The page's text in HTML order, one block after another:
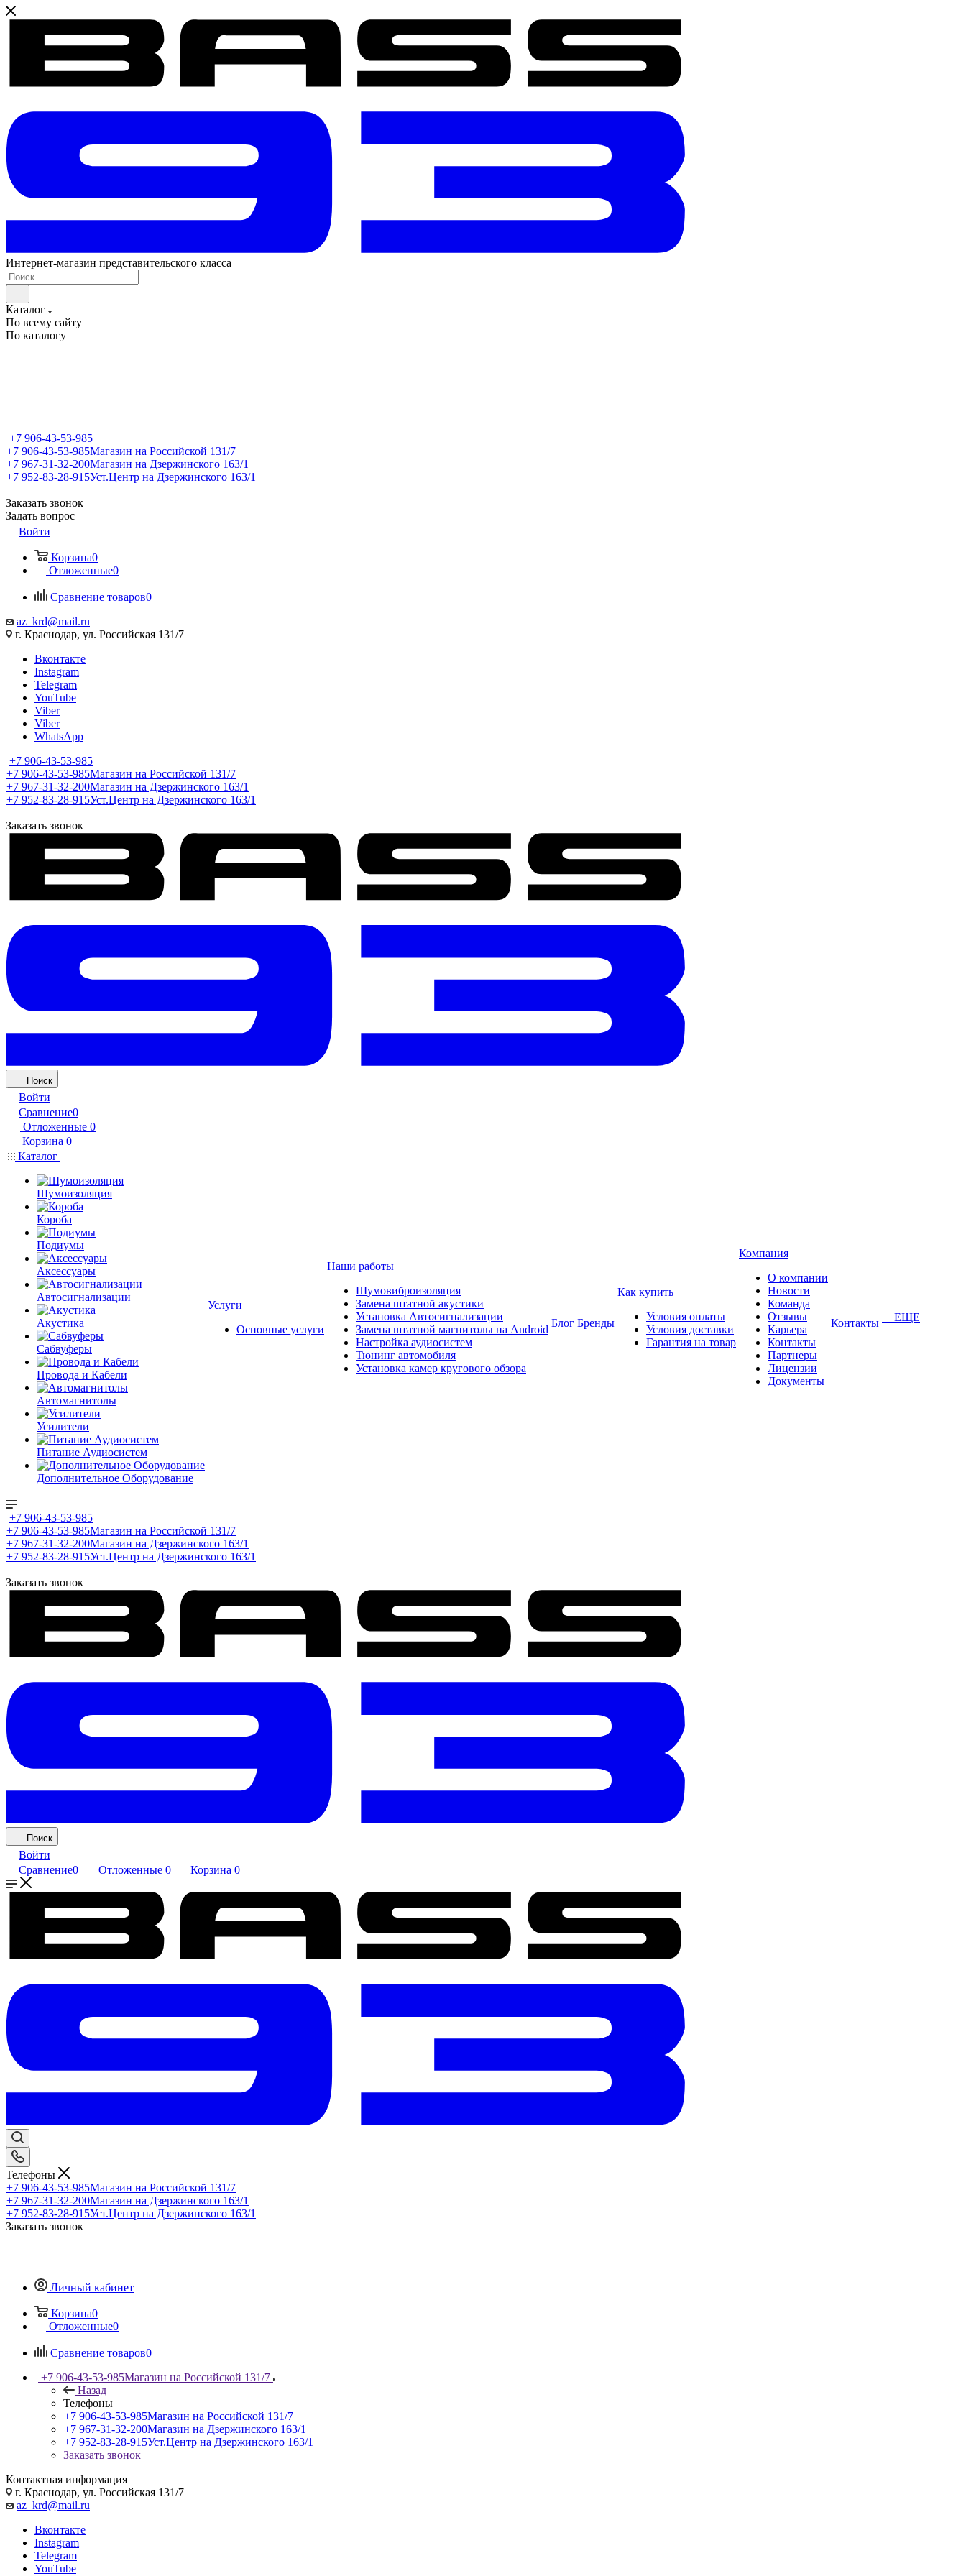
Интернет-магазин представительского класса
Каталог
По всему сайту
По каталогу
+7 906-43-53-985
+7 906-43-53-985Магазин на Российской 131/7
+7 967-31-32-200Магазин на Дзержинского 163/1
+7 952-83-28-915Уст.Центр на Дзержинского 163/1
Заказать звонок
Задать вопрос
Войти
Корзина0
Отложенные0
Сравнение товаров0
az_krd@mail.ru
г. Краснодар, ул. Российская 131/7
Вконтакте
Instagram
Telegram
YouTube
Viber
Viber
WhatsApp
+7 906-43-53-985
+7 906-43-53-985Магазин на Российской 131/7
+7 967-31-32-200Магазин на Дзержинского 163/1
+7 952-83-28-915Уст.Центр на Дзержинского 163/1
Заказать звонок
Поиск
Войти
Сравнение0
Отложенные 0
Корзина 0
Каталог
Шумоизоляция
Короба
Подиумы
Аксессуары
Автосигнализации
Акустика
Сабвуферы
Провода и Кабели
Автомагнитолы
Усилители
Питание Аудиосистем
Дополнительное Оборудование
Услуги
Основные услуги
Наши работы
Шумовиброизоляция
Замена штатной акустики
Установка Автосигнализации
Замена штатной магнитолы на Android
Настройка аудиосистем
Тюнинг автомобиля
Установка камер кругового обзора
Блог Бренды
Как купить
Условия оплаты
Условия доставки
Гарантия на товар
Компания
О компании
Новости
Команда
Отзывы
Карьера
Контакты
Партнеры
Лицензии
Документы
Контакты + ЕЩЕ
+7 906-43-53-985
+7 906-43-53-985Магазин на Российской 131/7
+7 967-31-32-200Магазин на Дзержинского 163/1
+7 952-83-28-915Уст.Центр на Дзержинского 163/1
Заказать звонок
Поиск
Войти
Сравнение0 Отложенные 0 Корзина 0
Телефоны
+7 906-43-53-985Магазин на Российской 131/7
+7 967-31-32-200Магазин на Дзержинского 163/1
+7 952-83-28-915Уст.Центр на Дзержинского 163/1
Заказать звонок
Личный кабинет
Корзина0
Отложенные0
Сравнение товаров0
+7 906-43-53-985Магазин на Российской 131/7
Назад
Телефоны
+7 906-43-53-985Магазин на Российской 131/7
+7 967-31-32-200Магазин на Дзержинского 163/1
+7 952-83-28-915Уст.Центр на Дзержинского 163/1
Заказать звонок
Контактная информация
г. Краснодар, ул. Российская 131/7
az_krd@mail.ru
Вконтакте
Instagram
Telegram
YouTube